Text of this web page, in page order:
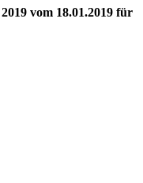
vom 18.01.2019 für